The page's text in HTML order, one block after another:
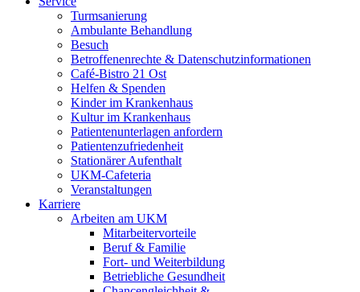
Turmsanierung
Ambulante Behandlung
Besuch
Betroffenenrechte & Datenschutzinformationen
Café-Bistro 21 Ost
Helfen & Spenden
Kinder im Krankenhaus
Kultur im Krankenhaus
Patientenunterlagen anfordern
Patientenzufriedenheit
Stationärer Aufenthalt
UKM-Cafeteria
Veranstaltungen
Karriere
Arbeiten am UKM
Mitarbeitervorteile
Beruf & Familie
Fort- und Weiterbildung
Betriebliche Gesundheit